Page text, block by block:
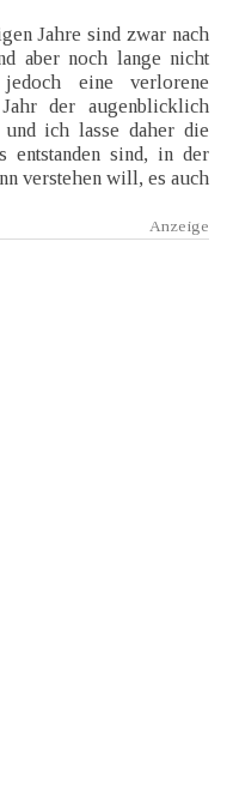
Jahre sind zwar nach
aber noch lange nicht
eine verlorene
der augenblicklich
und ich lasse daher die
entstanden sind, in der
verstehen will, es auch